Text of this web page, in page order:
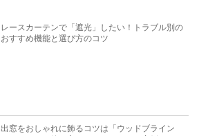
レースカーテンで「遮光」したい！トラブル別の
おすすめ機能と選び方のコツ
出窓をおしゃれに飾るコツは「ウッドブライン